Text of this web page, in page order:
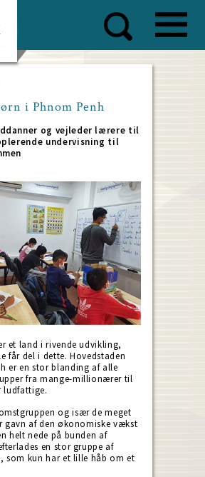
i Phnom Penh
og vejleder lærere til
undervisning til
et land i rivende udvikling,
får del i dette. Hovedstaden
er en stor blanding af alle
fra mange-millionærer til
ludfattige.
og især de meget
gavn af den økonomiske vækst
helt nede på bunden af
en stor gruppe af
som kun har et lille håb om et